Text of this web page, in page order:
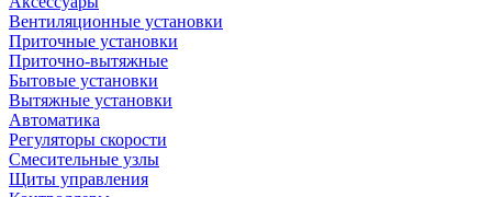
Вентиляционные установки
Приточные установки
Приточно-вытяжные
Бытовые установки
Вытяжные установки
Автоматика
Регуляторы скорости
Смесительные узлы
Щиты управления